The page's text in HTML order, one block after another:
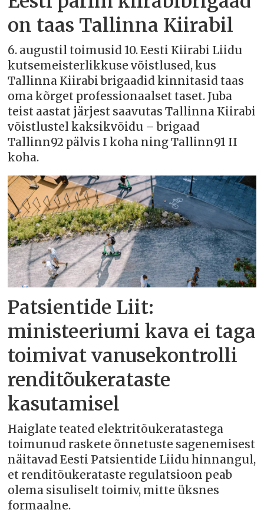
on taas Tallinna Kiirabil
6. augustil toimusid 10. Eesti Kiirabi Liidu
kutsemeisterlikkuse võistlused, kus
Tallinna Kiirabi brigaadid kinnitasid taas
oma kõrget professionaalset taset. Juba
teist aastat järjest saavutas Tallinna Kiirabi
võistlustel kaksikvõidu – brigaad
Tallinn92 pälvis I koha ning Tallinn91 II
koha.
Patsientide Liit:
ministeeriumi kava ei taga
toimivat vanusekontrolli
renditõukerataste
kasutamisel
Haiglate teated elektritõukeratastega
toimunud raskete õnnetuste sagenemisest
näitavad Eesti Patsientide Liidu hinnangul,
et renditõukerataste regulatsioon peab
olema sisuliselt toimiv, mitte üksnes
formaalne.